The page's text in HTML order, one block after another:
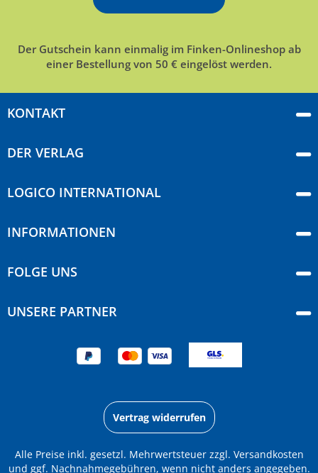
Der Gutschein kann einmalig im Finken-Onlineshop ab
einer Bestellung von 50 € eingelöst werden.
KONTAKT
DER VERLAG
LOGICO INTERNATIONAL
INFORMATIONEN
FOLGE UNS
UNSERE PARTNER
Vertrag widerrufen
Alle Preise inkl. gesetzl. Mehrwertsteuer zzgl. Versandkosten
und ggf. Nachnahmegebühren, wenn nicht anders angegeben.